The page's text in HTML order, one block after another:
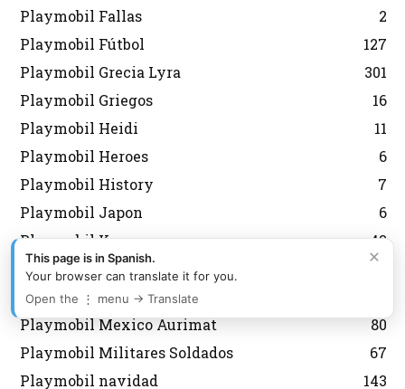
Playmobil Fallas
2
Playmobil Fútbol
127
Playmobil Grecia Lyra
301
Playmobil Griegos
16
Playmobil Heidi
11
Playmobil Heroes
6
Playmobil History
7
Playmobil Japon
6
Playmobil Korea
43
Playmobil Magic
Playmobil medieval
Playmobil Mexico Aurimat
80
Playmobil Militares Soldados
67
Playmobil navidad
143
×
This page is in Spanish.
Your browser can translate it for you.
Open the ⋮ menu → Translate